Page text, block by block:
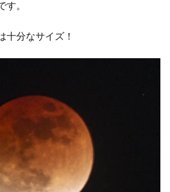
す。
十分なサイズ！